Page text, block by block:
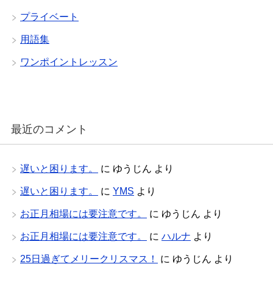
プライベート
用語集
ワンポイントレッスン
最近のコメント
遅いと困ります。 に ゆうじん より
遅いと困ります。 に YMS より
お正月相場には要注意です。 に ゆうじん より
お正月相場には要注意です。 に ハルナ より
25日過ぎてメリークリスマス！ に ゆうじん より